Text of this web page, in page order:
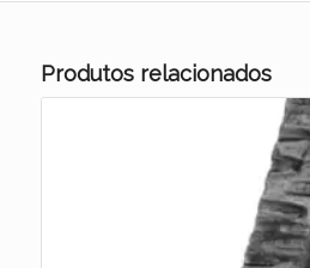
Produtos relacionados